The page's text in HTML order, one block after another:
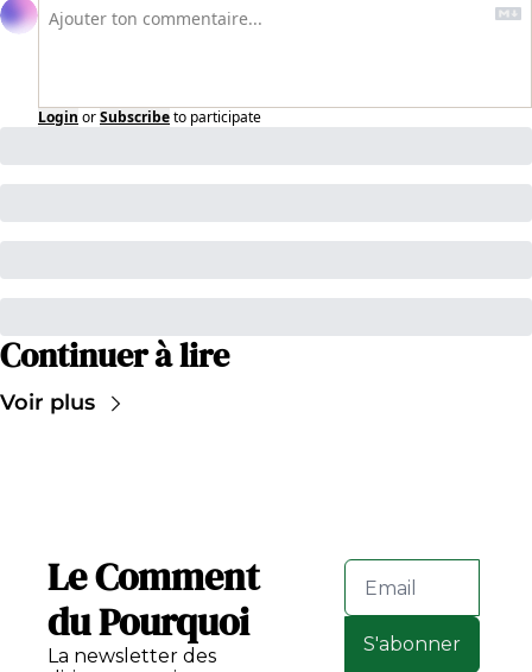
Login orSubscribeto participate
Continuer à lire
Voir plus
Le Comment
du Pourquoi
La newsletter des
S'abonner